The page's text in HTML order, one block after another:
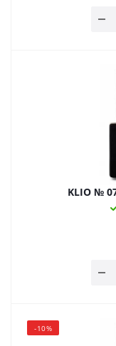
KLIO №
-10%